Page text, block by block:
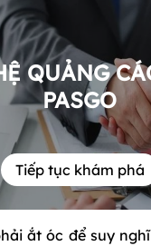
QUẢNG
PASGO
Tiếp tục khám phá
ắt óc để suy